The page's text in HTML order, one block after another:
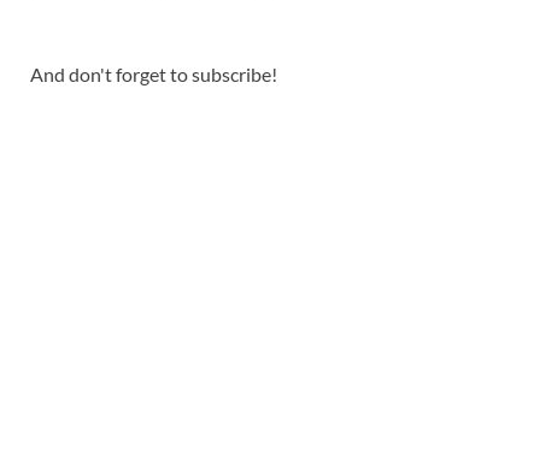
And don't forget to subscribe!